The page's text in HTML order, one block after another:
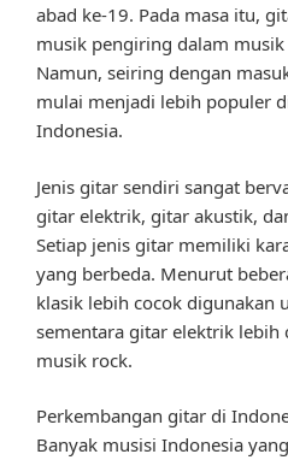
abad ke-19. Pada masa itu,
musik pengiring dalam
Namun, seiring dengan
mulai menjadi lebih populer
Indonesia.
Jenis gitar sendiri sangat
gitar elektrik, gitar akustik,
Setiap jenis gitar memiliki
yang berbeda. Menurut
klasik lebih cocok digunakan
sementara gitar elektrik lebih
musik rock.
Perkembangan gitar di
Banyak musisi Indonesia